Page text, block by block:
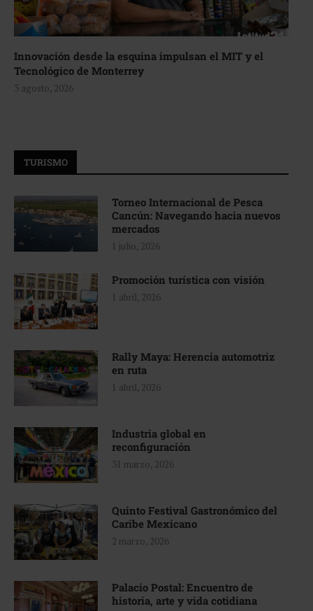
Innovación desde la esquina impulsan el MIT y el
Tecnológico de Monterrey
3 agosto, 2026
TURISMO
Torneo Internacional de Pesca
Cancún: Navegando hacia nuevos
mercados
1 julio, 2026
Promoción turística con visión
1 abril, 2026
Rally Maya: Herencia automotriz
en ruta
1 abril, 2026
Industria global en
reconfiguración
31 marzo, 2026
Quinto Festival Gastronómico del
Caribe Mexicano
2 marzo, 2026
Palacio Postal: Encuentro de
historia, arte y vida cotidiana